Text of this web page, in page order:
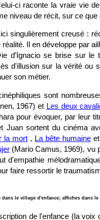
ci raconte la vraie vie
niveau de récit, sur ce
singulièrement creusé :
Il en développe par
d'Ignacio se brise sur le
d'illusion sur la vérité ou
son métier.
sont
1967) et Les deux
pour évoquer, par leur
Juan sortent du cinéma
la mort , La bête humaine
(Mario Camus, 1969), vu
d'empathie
faire ressortir le
dans le village d'enfance; affiches dans le
de l'enfance (la